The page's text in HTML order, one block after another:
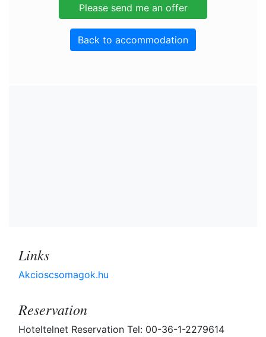
Back to accommodation
Links
Akcioscsomagok.hu
Reservation
Hoteltelnet Reservation Tel: 00-36-1-2279614